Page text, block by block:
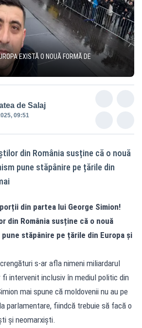
EXISTĂ O NOUĂ FORMĂ DE
de Salaj
09:51
din România susține că o nouă
pune stăpânire pe țările din
din partea lui George Simion!
din România susține că o nouă
stăpânire pe țările din Europa și
s-ar afla nimeni miliardarul
fi intervenit inclusiv în mediul politic din
mai spune că moldovenii nu au pe
parlamentare, fiindcă trebuie să facă o
și neomarxiști.